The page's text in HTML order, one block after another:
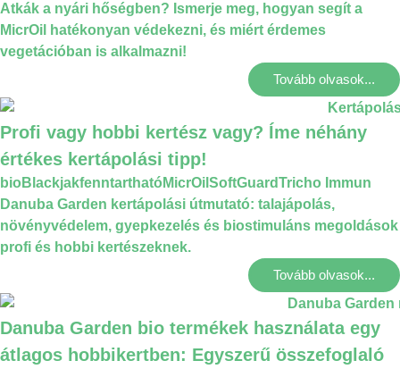
Atkák a nyári hőségben? Ismerje meg, hogyan segít a
MicrOil hatékonyan védekezni, és miért érdemes
vegetációban is alkalmazni!
Tovább olvasok...
Profi vagy hobbi kertész vagy? Íme néhány
értékes kertápolási tipp!
bio Blackjakfenntartható MicrOil SoftGuardTricho Immun
Danuba Garden kertápolási útmutató: talajápolás,
növényvédelem, gyepkezelés és biostimuláns megoldások
profi és hobbi kertészeknek.
Tovább olvasok...
Danuba Garden bio termékek használata egy
átlagos hobbikertben: Egyszerű összefoglaló